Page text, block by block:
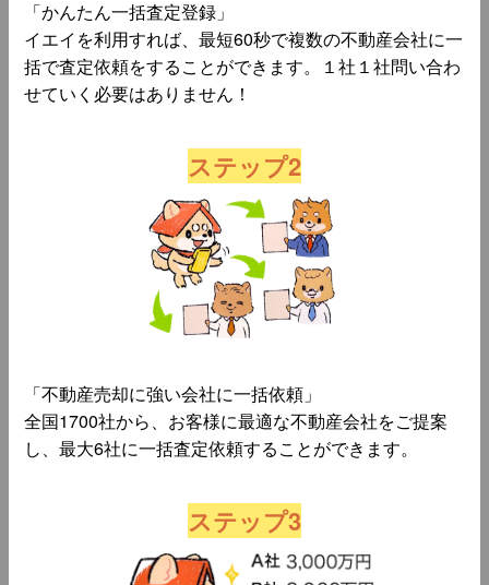
「かんたん一括査定登録」
イエイを利用すれば、最短60秒で複数の不動産会社に一
括で査定依頼をすることができます。１社１社問い合わ
せていく必要はありません！
ステップ2
「不動産売却に強い会社に一括依頼」
全国1700社から、お客様に最適な不動産会社をご提案
し、最大6社に一括査定依頼することができます。
ステップ3